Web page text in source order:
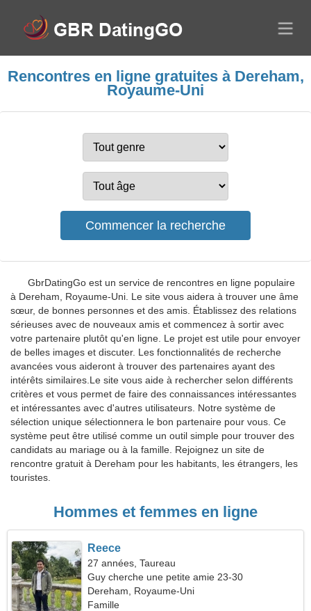
Rencontres en ligne gratuites à Dereham,
Royaume-Uni
GbrDatingGo est un service de rencontres en ligne populaire
à Dereham, Royaume-Uni. Le site vous aidera à trouver une âme
sœur, de bonnes personnes et des amis. Établissez des relations
sérieuses avec de nouveaux amis et commencez à sortir avec
votre partenaire plutôt qu'en ligne. Le projet est utile pour envoyer
de belles images et discuter. Les fonctionnalités de recherche
avancées vous aideront à trouver des partenaires ayant des
intérêts similaires.Le site vous aide à rechercher selon différents
critères et vous permet de faire des connaissances intéressantes
et intéressantes avec d'autres utilisateurs. Notre système de
sélection unique sélectionnera le bon partenaire pour vous. Ce
système peut être utilisé comme un outil simple pour trouver des
candidats au mariage ou à la famille. Rejoignez un site de
rencontre gratuit à Dereham pour les habitants, les étrangers, les
touristes.
Hommes et femmes en ligne
Reece
27 années, Taureau
Guy cherche une petite amie 23-30
Dereham, Royaume-Uni
Famille